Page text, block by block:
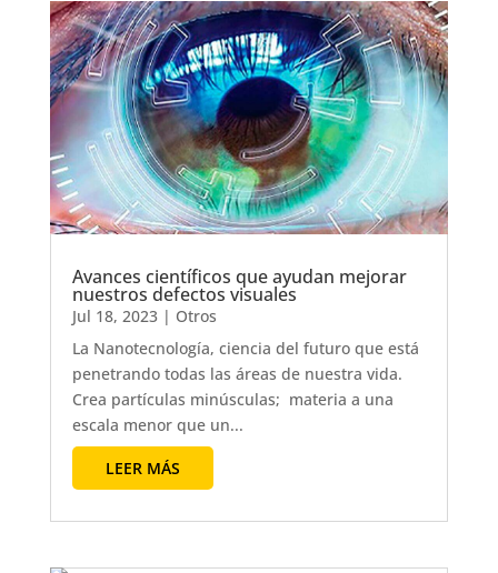
Avances científicos que ayudan mejorar
nuestros defectos visuales
Jul 18, 2023| Otros
La Nanotecnología, ciencia del futuro que está
penetrando todas las áreas de nuestra vida.
Crea partículas minúsculas; materia a una
escala menor que un...
LEER MÁS